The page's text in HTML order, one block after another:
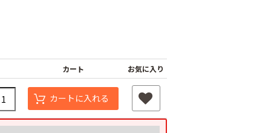
カート お気に入り
カートに入れる